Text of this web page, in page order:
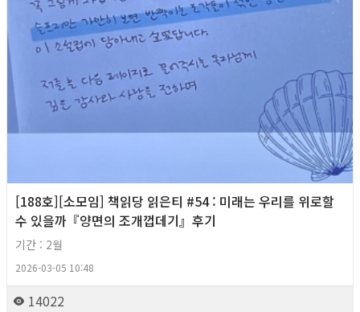
[188호][소모임] 책읽당 읽은티 #54 : 미래는 우리를 위로할
수 있을까『양면의 조개껍데기』후기
기간 : 2월
2026-03-05 10:48
14022